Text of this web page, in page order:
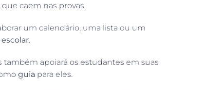
caem nas provas.
um calendário, uma lista ou um
.
também apoiará os estudantes em suas
guia para eles.